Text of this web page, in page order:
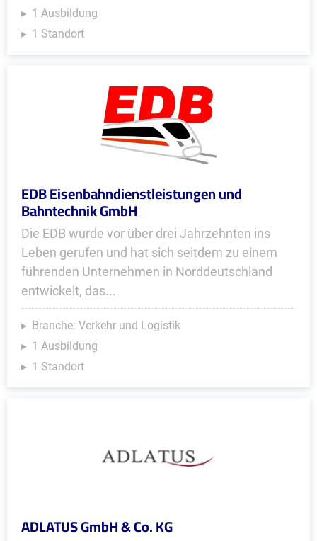
1 Ausbildung
1 Standort
EDB Eisenbahndienstleistungen und
Bahntechnik GmbH
Die EDB wurde vor über drei Jahrzehnten ins
Leben gerufen und hat sich seitdem zu einem
führenden Unternehmen in Norddeutschland
entwickelt, das...
Branche: Verkehr und Logistik
1 Ausbildung
1 Standort
ADLATUS GmbH & Co. KG